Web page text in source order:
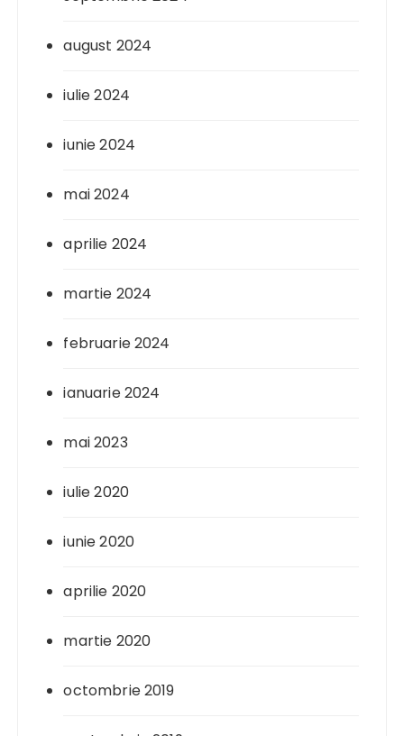
august 2024
iulie 2024
iunie 2024
mai 2024
aprilie 2024
martie 2024
februarie 2024
ianuarie 2024
mai 2023
iulie 2020
iunie 2020
aprilie 2020
martie 2020
octombrie 2019